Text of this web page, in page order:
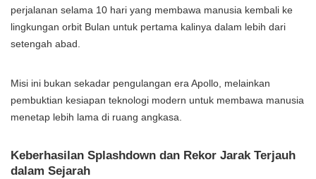
perjalanan selama 10 hari yang membawa manusia kembali ke
lingkungan orbit Bulan untuk pertama kalinya dalam lebih dari
setengah abad.
Misi ini bukan sekadar pengulangan era Apollo, melainkan
pembuktian kesiapan teknologi modern untuk membawa manusia
menetap lebih lama di ruang angkasa.
Keberhasilan Splashdown dan Rekor Jarak Terjauh
dalam Sejarah